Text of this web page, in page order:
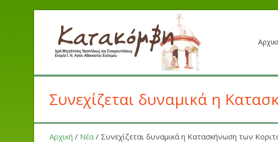
Συνεχίζεται δυναμικά η
Αρχική / Νέα / Συνεχίζεται δυναμικά η Κατασκήνωση των